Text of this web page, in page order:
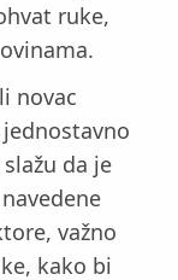
ruke,
novac
da je
važno
kako bi